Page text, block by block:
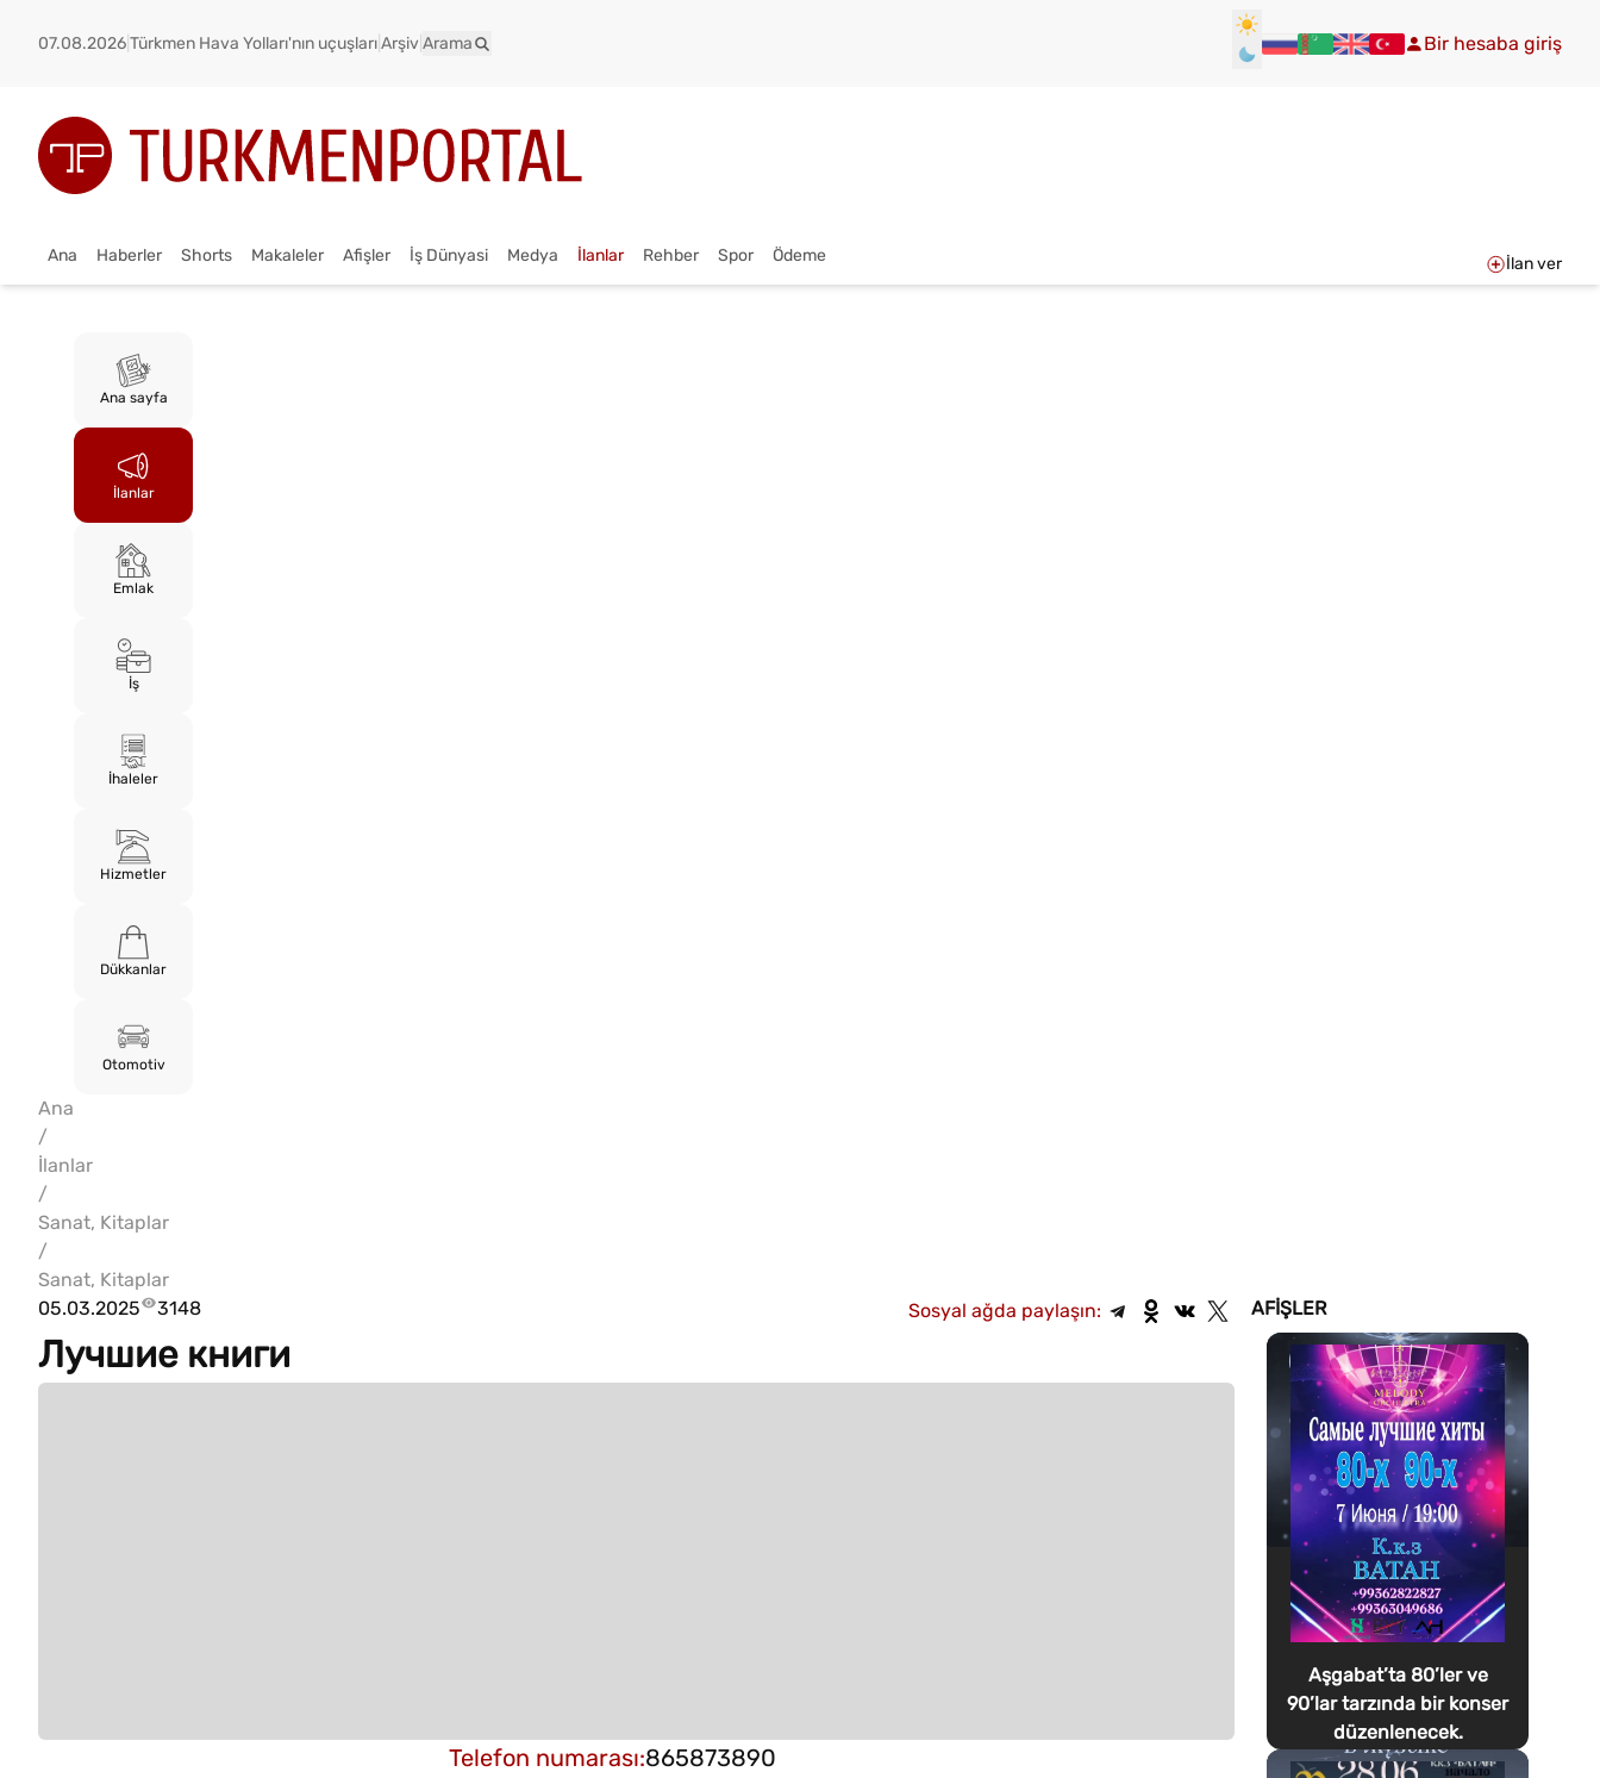
07.08.2026Türkmen Hava Yolları'nın uçuşlarıArşiv Arama Bir hesaba giriş
Ana Haberler Shorts Makaleler Afişler İş Dünyasi Medya İlanlar Rehber Spor Ödeme İlan ver
Ana sayfa
İlanlar
Emlak
İş
İhaleler
Hizmetler
Dükkanlar
Otomotiv
Ana
/
İlanlar
/
Sanat, Kitaplar
/
Sanat, Kitaplar
05.03.2025
3148 Sosyal ağda paylaşın:
Лучшие книги
Telefon numarası:865873890
AFIŞLER
Aşgabat’ta 80’ler ve
90’lar tarzında bir konser
düzenlenecek.